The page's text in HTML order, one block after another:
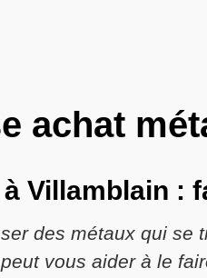
achat
Villamblain :
des métaux qui
vous aider à le